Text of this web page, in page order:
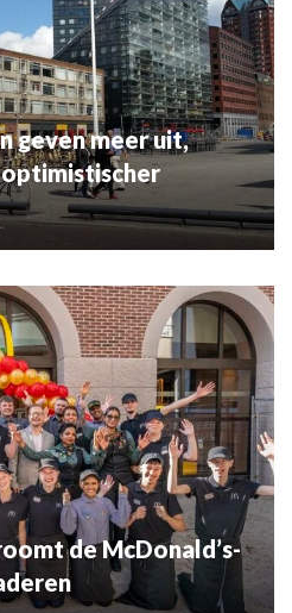
geven meer uit,
de McDonald’s-